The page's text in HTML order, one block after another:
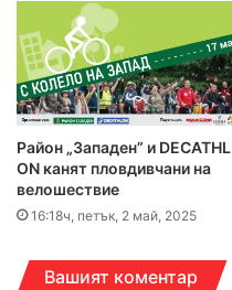
Район „Западен” и DECATHL
ON канят пловдивчани на
велошествие
16:18ч, петък, 2 май, 2025
Вашият коментар